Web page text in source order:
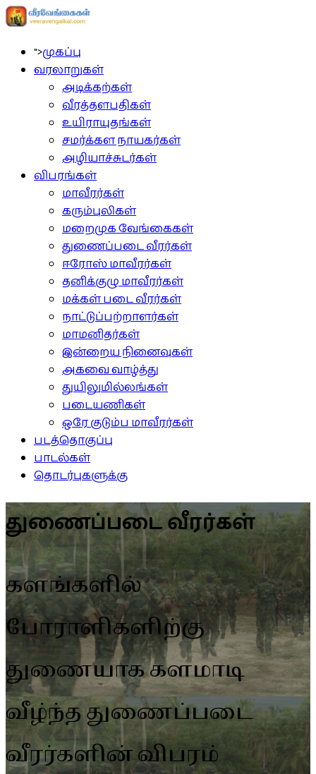
">முகப்பு
வரலாறுகள்
அடிக்கற்கள்
வீரத்தளபதிகள்
உயிராயுதங்கள்
சமர்க்கள நாயகர்கள்
அழியாச்சுடர்கள்
விபரங்கள்
மாவீரர்கள்
கரும்புலிகள்
மறைமுக வேங்கைகள்
துணைப்படை வீரர்கள்
ஈரோஸ் மாவீரர்கள்
தனிக்குழு மாவீரர்கள்
மக்கள் படை வீரர்கள்
நாட்டுப்பற்றாளர்கள்
மாமனிதர்கள்
இன்றைய நினைவுகள்
அகவை வாழ்த்து
துயிலுமில்லங்கள்
படையணிகள்
ஒரே குடும்ப மாவீரர்கள்
படத்தொகுப்பு
பாடல்கள்
தொடர்புகளுக்கு
துணைப்படை வீரர்கள்
களங்களில்
போராளிகளிற்கு
துணையாக களமாடி
வீழ்ந்த துணைப்படை
வீரர்களின் விபரம்